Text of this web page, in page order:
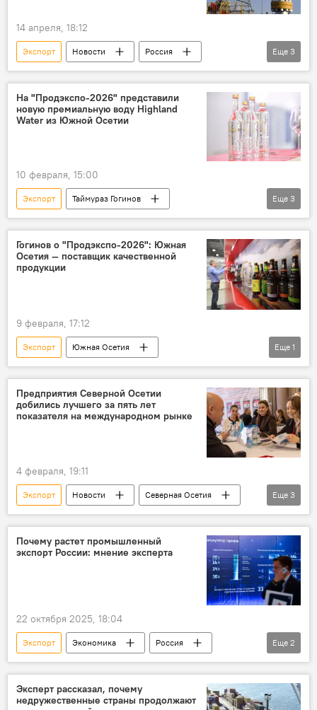
14 апреля, 18:12
Экспорт Новости
Россия
Экономика
Мнение Нефть
Еще 3
На "Продэкспо-2026" представили
новую премиальную воду Highland
Water из Южной Осетии
10 февраля, 15:00
Экспорт
Таймураз Гогинов
Южная Осетия
Россия
Новости
Бизнес
Еще 3
Гогинов о "Продэкспо-2026": Южная
Осетия — поставщик качественной
продукции
9 февраля, 17:12
Экспорт
Южная Осетия
Таймураз Гогинов
Бизнес
Еще 1
Предприятия Северной Осетии
добились лучшего за пять лет
показателя на международном рынке
4 февраля, 19:11
Экспорт Новости
Северная Осетия
Экономика
Сергей Меняйло
Еще 3
Почему растет промышленный
экспорт России: мнение эксперта
22 октября 2025, 18:04
Экспорт Экономика
Россия
Мнение
Торговля
Еще 2
Эксперт рассказал, почему
недружественные страны продолжают